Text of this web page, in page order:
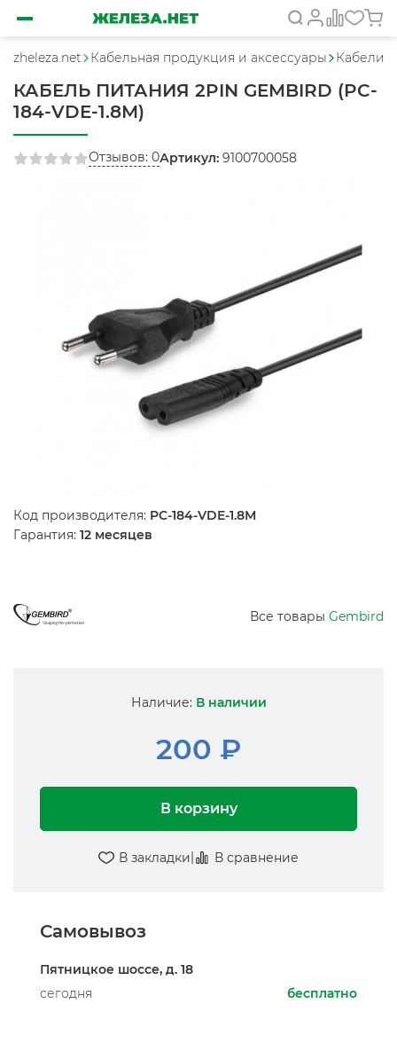
zheleza.net Кабельная продукция и аксессуары Кабели,
КАБЕЛЬ ПИТАНИЯ 2PIN GEMBIRD (PC-
184-VDE-1.8М)
Отзывов: 0Артикул: 9100700058
Код производителя: PC-184-VDE-1.8М
Гарантия: 12 месяцев
Все товары Gembird
Наличие: В наличии
200 ₽
В корзину
В закладки| В сравнение
Самовывоз
Пятницкое шоссе, д. 18
сегодня
бесплатно